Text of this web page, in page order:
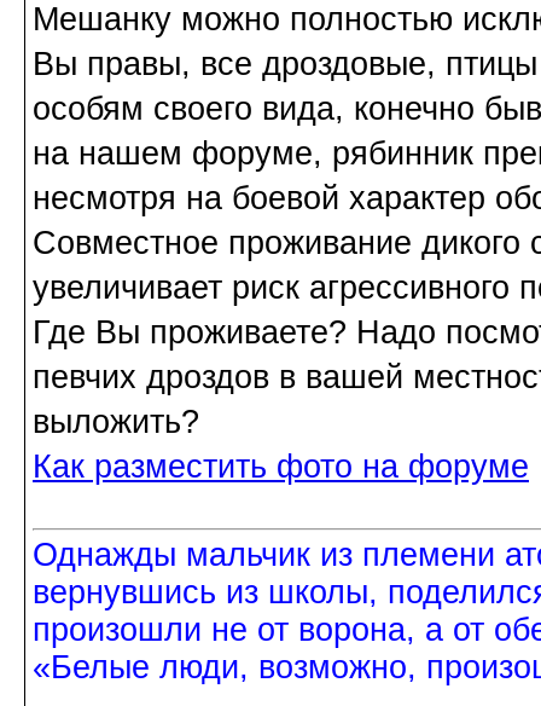
Мешанку можно полностью
Вы правы, все дроздовые,
особям своего вида, конечно
на нашем форуме, рябинник
несмотря на боевой характер
Совместное проживание
увеличивает риск агрессивного
Где Вы проживаете? Надо
певчих дроздов в вашей
выложить?
Как разместить фото на форуме
Однажды мальчик из племени
вернувшись из школы,
произошли не от ворона, а от
«Белые люди, возможно,